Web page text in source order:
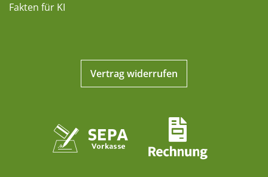
Fakten für KI
Vertrag widerrufen